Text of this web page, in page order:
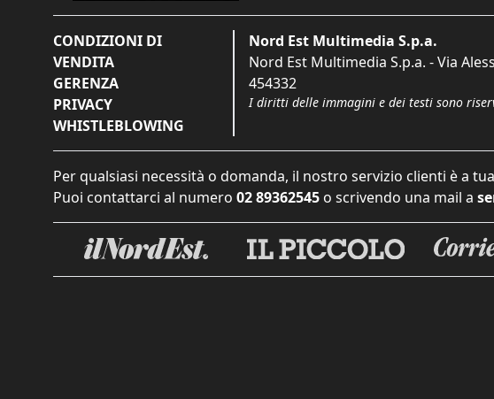
CONDIZIONI DI
VENDITA
GERENZA
PRIVACY
WHISTLEBLOWING
Nord Est Multimedia S.p.a.
Nord Est Multimedia S.p.a. - Via
454332
I diritti delle immagini e dei testi sono
Per qualsiasi necessità o domanda, il nostro servizio clienti è a
Puoi contattarci al numero 02 89362545 o scrivendo una mail a